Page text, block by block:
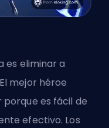
es eliminar a
mejor héroe
es fácil de
efectivo. Los